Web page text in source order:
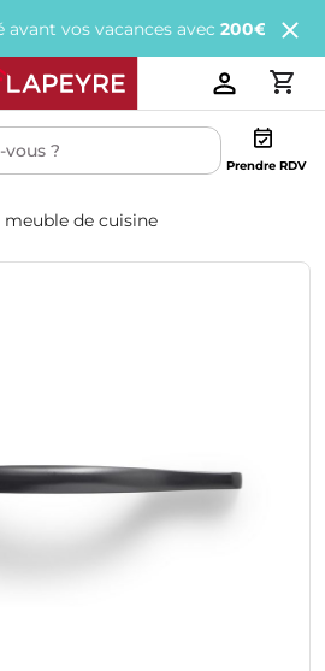
vacances avec200€ offerts tous
Prendre RDV
de cuisine